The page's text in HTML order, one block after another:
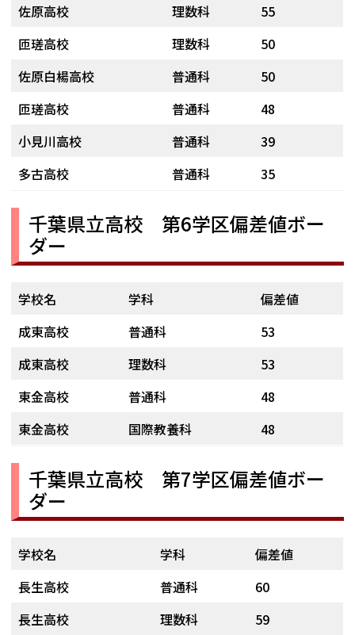
佐原高校
理数科
55
匝瑳高校
理数科
50
佐原白楊高校
普通科
50
匝瑳高校
普通科
48
小見川高校
普通科
39
多古高校
普通科 35
千葉県立高校 第6学区偏差値ボー
ダー
学校名 学科
偏差値
成東高校
普通科
53
成東高校
理数科
53
東金高校
普通科
48
東金高校
国際教養科 48
千葉県立高校 第7学区偏差値ボー
ダー
学校名 学科
偏差値
長生高校
普通科
60
長生高校
理数科
59